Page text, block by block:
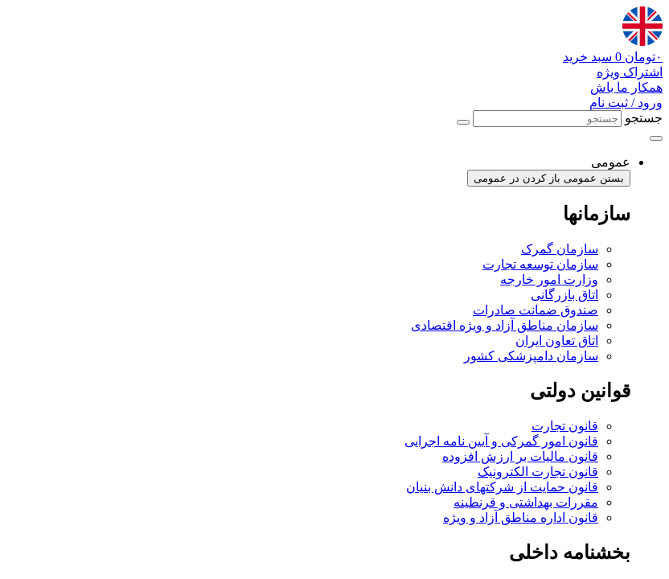
پرش
به
محتوا
۰تومان 0 سبد خرید
اشتراک ویژه
همکار ما باش
ورود / ثبت نام
جستجو
عمومی
بستن عمومی باز کردن در عمومی
سازمانها
سازمان گمرک
سازمان توسعه تجارت
وزارت امور خارجه
اتاق بازرگانی
صندوق ضمانت صادرات
سازمان مناطق آزاد و ویژه اقتصادی
اتاق تعاون ایران
سازمان دامپزشکی کشور
قوانین دولتی
قانون تجارت
قانون امور گمرکی و آیین نامه اجرایی
قانون مالیات بر ارزش افزوده
قانون تجارت الکترونیک
قانون حمایت از شرکتهای دانش بنیان
مقررات بهداشتی و قرنطینه
قانون اداره مناطق آزاد و ویژه
بخشنامه داخلی